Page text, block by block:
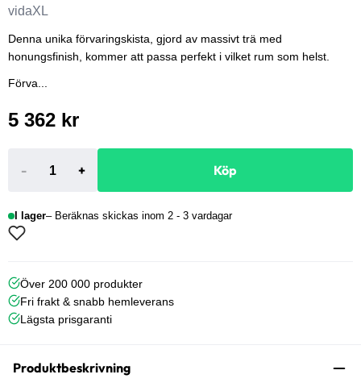
vidaXL
Denna unika förvaringskista, gjord av massivt trä med
honungsfinish, kommer att passa perfekt i vilket rum som helst.
Förva...
5 362 kr
- + Köp
I lager Beräknas skickas inom 2 - 3 vardagar
Över 200 000 produkter
Fri frakt & snabb hemleverans
Lägsta prisgaranti
Produktbeskrivning